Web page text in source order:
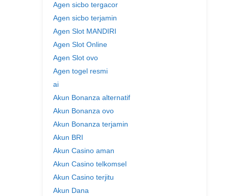
Agen sicbo tergacor
Agen sicbo terjamin
Agen Slot MANDIRI
Agen Slot Online
Agen Slot ovo
Agen togel resmi
ai
Akun Bonanza alternatif
Akun Bonanza ovo
Akun Bonanza terjamin
Akun BRI
Akun Casino aman
Akun Casino telkomsel
Akun Casino terjitu
Akun Dana